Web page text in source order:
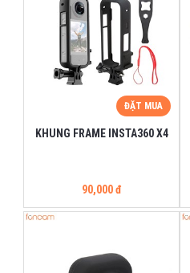
ĐẶT MUA
KHUNG FRAME INSTA360 X4
90,000 đ